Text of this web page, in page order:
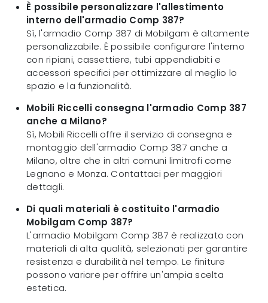
È possibile personalizzare l'allestimento
interno dell'armadio Comp 387?
Sì, l'armadio Comp 387 di Mobilgam è altamente
personalizzabile. È possibile configurare l'interno
con ripiani, cassettiere, tubi appendiabiti e
accessori specifici per ottimizzare al meglio lo
spazio e la funzionalità.
Mobili Riccelli consegna l'armadio Comp 387
anche a Milano?
Sì, Mobili Riccelli offre il servizio di consegna e
montaggio dell'armadio Comp 387 anche a
Milano, oltre che in altri comuni limitrofi come
Legnano e Monza. Contattaci per maggiori
dettagli.
Di quali materiali è costituito l'armadio
Mobilgam Comp 387?
L'armadio Mobilgam Comp 387 è realizzato con
materiali di alta qualità, selezionati per garantire
resistenza e durabilità nel tempo. Le finiture
possono variare per offrire un'ampia scelta
estetica.